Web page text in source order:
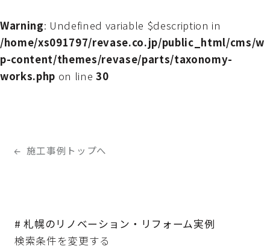
Warning: Undefined variable $description in
/home/xs091797/revase.co.jp/public_html/cms/w
p-content/themes/revase/parts/taxonomy-
works.php on line30
施工事例トップへ
# 札幌のリノベーション・リフォーム実例
検索条件を変更する